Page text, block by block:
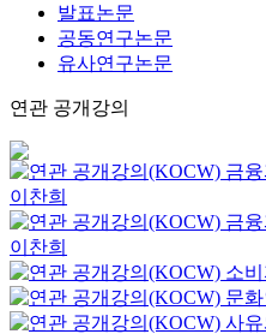
발표논문
공동연구논문
유사연구논문
연관 공개강의
금
이찬희
금
이찬희
소
문
사